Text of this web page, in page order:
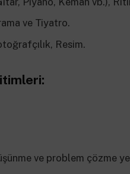
ve Tiyatro.
Resim.
ve problem çözme